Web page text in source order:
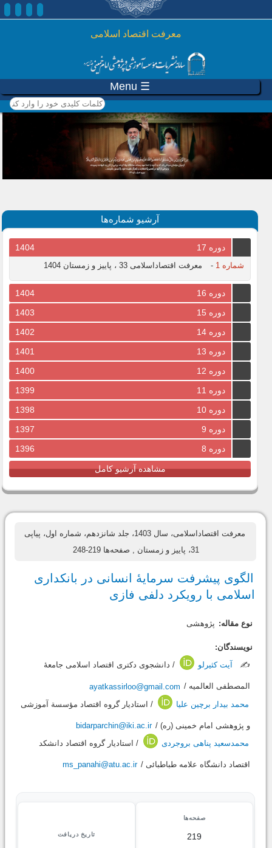
رفتن به محتوای اصلی
معرفت اقتصاد اسلامی
☰ Menu
کلمات کلیدی خود را وارد
کنید
آرشیو شماره‌ها
دوره 17 1404
شماره 1 - معرفت اقتصاداسلامی 33 ، پاییز و زمستان 1404
دوره 16
1404
دوره 15
1403
دوره 14
1402
دوره 13
1401
دوره 12
1400
دوره 11
1399
دوره 10
1398
دوره 9
1397
دوره 8
1396
مشاهده آرشیو کامل
معرفت اقتصاداسلامی، سال 1403، جلد شانزدهم، شماره اول، پیاپی
31، پاییز و زمستان
, صفحه‌ها 219-248
الگوی پیشرفت سرمایۀ انسانی در بانکداری
اسلامی با رویکرد دلفی فازی
نوع مقاله: پژوهشی
نویسندگان:
✍️
آیت کثیرلو / دانشجوی دکتری اقتصاد اسلامی جامعۀ
المصطفی العالمیه / ayatkassirloo@gmail.com
محمد بیدار برچین علیا
/ استادیار گروه اقتصاد مؤسسة آموزشی
و پژوهشی امام خمینی (ره) / bidarparchin@iki.ac.ir
محمدسعید پناهی بروجردی
/ استادیار گروه اقتصاد دانشکد
اقتصاد دانشگاه علامه طباطبائی / ms_panahi@atu.ac.ir
صفحه‌ها
219
تاریخ دریافت